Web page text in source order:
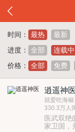
时间： 最热
最新
进度：
全部 连载中
价格：
全部 免费
逍遥神医
就爱吃海椒
330.3万人
医武双绝
家卫国，